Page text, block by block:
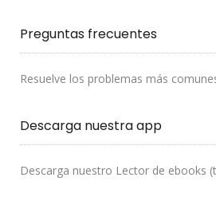
Preguntas frecuentes
Resuelve los problemas más
Descarga nuestra app
Descarga nuestro Lector de ebooks